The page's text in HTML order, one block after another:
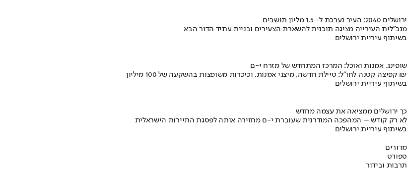
ירושלים 2040: העיר נערכת ל- 1.5 מליון תושבים
מנכ"לית העירייה מציגה תוכנית להשארת הצעירים ובניית עתיד הדור הבא
בשיתוף עיריית ירושלים
שופינג, אמנות ואוכל: המרכז המתחדש של מזרח י-ם
קפיצה קטנה לחו"ל: טיילת חדשה, מיצגי אמנות, וכיכרות משופצות בהשקעה של 100 מיליון ₪
בשיתוף עיריית ירושלים
כך ירושלים ממציאה את עצמה מחדש
לא רק קודש – המהפכה המודרנית שעוברת י-ם מחזירה אותה לפסגת התיירות הישראלית
בשיתוף עיריית ירושלים
מדורים
ספורט
תרבות ובידור